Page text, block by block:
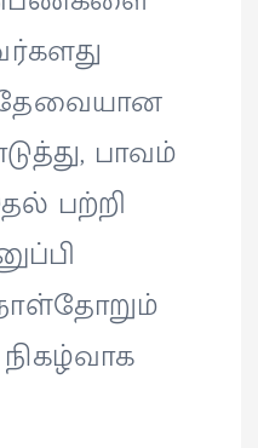
தேவையான
பாவம்
பற்றி